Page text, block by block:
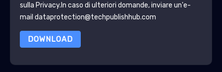
sulla Privacy.In caso di ulteriori domande, inviare un'e-
mail dataprotection@techpublishhub.com
DOWNLOAD